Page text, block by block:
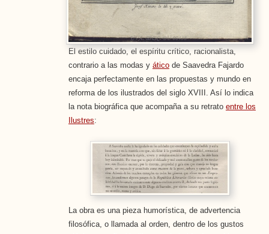
El estilo cuidado, el espíritu crítico, racionalista,
contrario a las modas y áticode Saavedra Fajardo
encaja perfectamente en las propuestas y mundo en
reforma de los ilustrados del siglo XVIII. Así lo indica
la nota biográfica que acompaña a su retrato entre los
Ilustres:
La obra es una pieza humorística, de advertencia
filosófica, o llamada al orden, dentro de los gustos